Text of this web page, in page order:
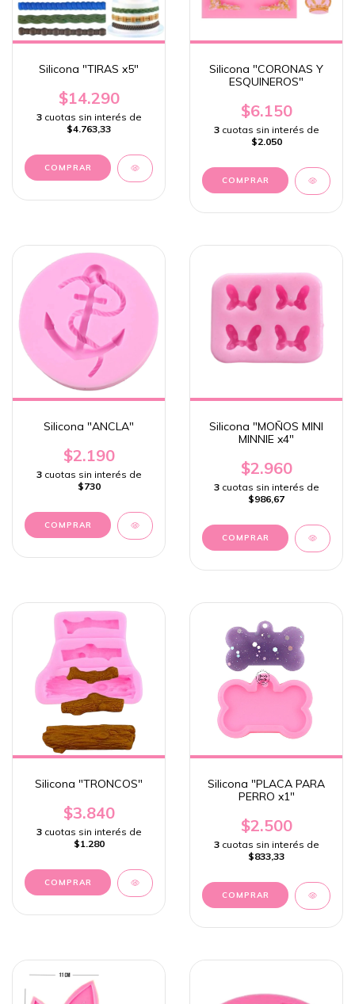
Silicona "TIRAS x5"
$14.290
3 cuotas sin interés de
$4.763,33
Silicona "CORONAS Y
ESQUINEROS"
$6.150
3 cuotas sin interés de
$2.050
Silicona "ANCLA"
$2.190
3 cuotas sin interés de
$730
Silicona "MOÑOS MINI
MINNIE x4"
$2.960
3 cuotas sin interés de
$986,67
Silicona "TRONCOS"
$3.840
3 cuotas sin interés de
$1.280
Silicona "PLACA PARA
PERRO x1"
$2.500
3 cuotas sin interés de
$833,33